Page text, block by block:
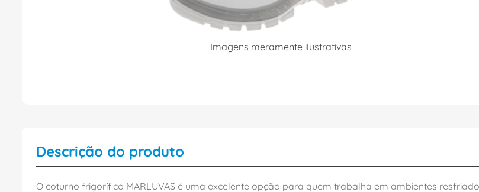
Imagens meramente ilustrativas
Descrição do produto
O coturno frigorífico MARLUVAS é uma excelente opção para quem trabalha em ambientes